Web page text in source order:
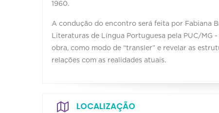
1960.
A condução do encontro será feita por Fabiana
Literaturas de Língua Portuguesa pela PUC/MG
obra, como modo de “transler” e revelar as
relações com as realidades atuais.
LOCALIZAÇÃO